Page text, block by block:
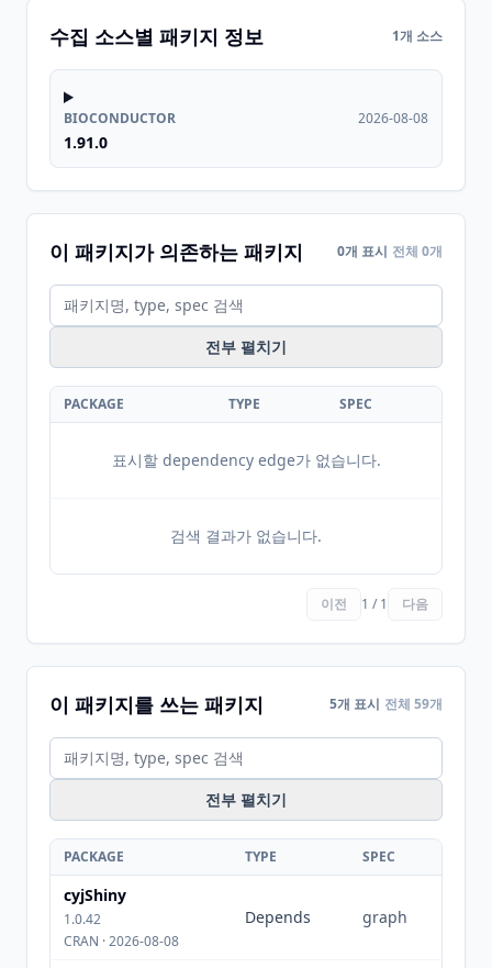
수집 소스별 패키지 정보 1개 소스
BIOCONDUCTOR
1.91.0
2026-08-08
이 패키지가 의존하는 패키지 0개 표시 전체 0개
전부 펼치기
PACKAGE TYPE SPEC
표시할 dependency edge가 없습니다.
검색 결과가 없습니다.
이전 1 / 1 다음
이 패키지를 쓰는 패키지 5개 표시 전체 59개
전부 펼치기
PACKAGE TYPE SPEC
cyjShiny
1.0.42
CRAN · 2026-08-08
Depends graph